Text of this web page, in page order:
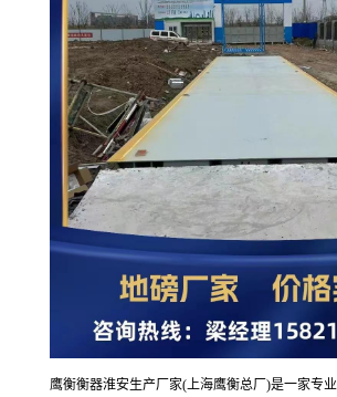
鹰衡衡器淮安生产厂家(上海鹰衡总厂)是一家专